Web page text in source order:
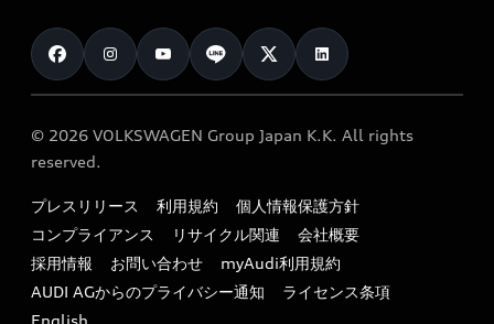
カタログ一覧
車検 / 定期点検
e-tronアフターサポート
myAudi
クオリティ
保証
メンテナンス
ファイナンス
キャンペーン / イベント
買取査定
お知らせ
オーナー様向けキャンペーン
特定整備適用車一覧
リサイクル法
よくある質問（FAQ）
© 2026 VOLKSWAGEN Group Japan K.K. All rights
reserved.
プレスリリース 利用規約
個人情報保護方針
コンプライアンス
リサイクル関連
会社概要
採用情報
お問い合わせ
myAudi利用規約
AUDI AGからのプライバシー通知
ライセンス条項
English